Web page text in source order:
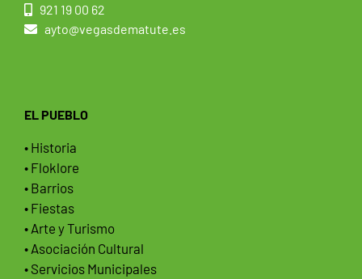
921 19 00 62
ayto@vegasdematute.es
EL PUEBLO
• Historia
• Floklore
• Barrios
• Fiestas
• Arte y Turismo
• Asociación Cultural
• Servicios Municipales